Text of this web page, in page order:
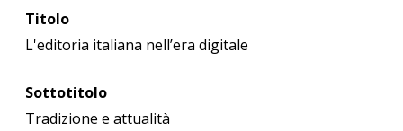
Titolo
L'editoria italiana nell’era digitale
Sottotitolo
Tradizione e attualità